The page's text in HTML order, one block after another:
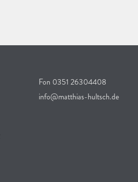
Fon 0351 26304408
info@matthias-hultsch.de